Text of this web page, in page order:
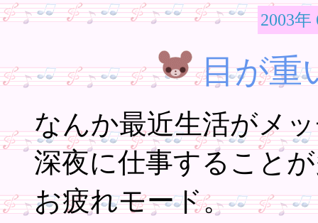
2003年
目が重
なんか最近生活がメ
深夜に仕事すること
お疲れモード。